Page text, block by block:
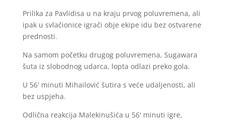
Prilika za Pavlidisa u na kraju prvog poluvremena, ali
ipak u svlačionice igrači obje ekipe idu bez ostvarene
prednosti.
Na samom početku drugog poluvremena, Sugawara
šuta iz slobodnog udarca, lopta odlazi preko gola.
U 56' minuti Mihailović šutira s veće udaljenosti, ali
bez uspjeha.
Odlična reakcija Malekinušića u 56' minuti igre,